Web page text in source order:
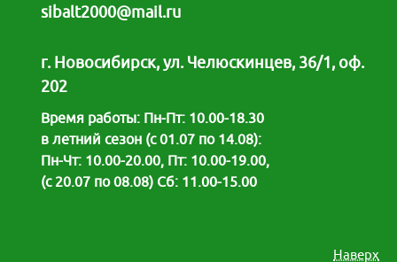
sibalt2000@mail.ru
г. Новосибирск, ул. Челюскинцев, 36/1, оф.
202
Время работы: Пн-Пт: 10.00-18.30
в летний сезон (с 01.07 по 14.08):
Пн-Чт: 10.00-20.00, Пт: 10.00-19.00,
(с 20.07 по 08.08) Сб: 11.00-15.00
Наверх